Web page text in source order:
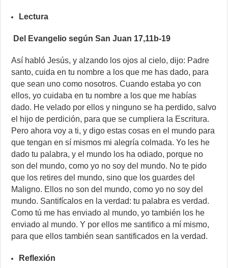
Lectura
Del Evangelio según San Juan 17,11b-19
Así habló Jesús, y alzando los ojos al cielo, dijo: Padre
santo, cuida en tu nombre a los que me has dado, para
que sean uno como nosotros. Cuando estaba yo con
ellos, yo cuidaba en tu nombre a los que me habías
dado. He velado por ellos y ninguno se ha perdido, salvo
el hijo de perdición, para que se cumpliera la Escritura.
Pero ahora voy a ti, y digo estas cosas en el mundo para
que tengan en sí mismos mi alegría colmada. Yo les he
dado tu palabra, y el mundo los ha odiado, porque no
son del mundo, como yo no soy del mundo. No te pido
que los retires del mundo, sino que los guardes del
Maligno. Ellos no son del mundo, como yo no soy del
mundo. Santifícalos en la verdad: tu palabra es verdad.
Como tú me has enviado al mundo, yo también los he
enviado al mundo. Y por ellos me santifico a mí mismo,
para que ellos también sean santificados en la verdad.
Reflexión